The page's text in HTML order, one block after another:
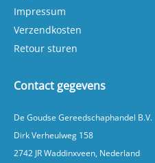
Impressum
Verzendkosten
Retour sturen
Contact gegevens
De Goudse Gereedschaphandel B.V.
Dirk Verheulweg 158
2742 JR Waddinxveen, Nederland